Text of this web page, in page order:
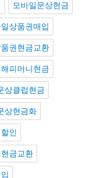
모바일문상현금
상품권매입
권현금교환
피머니현금
상클럽현금
상현금화
인
금교환